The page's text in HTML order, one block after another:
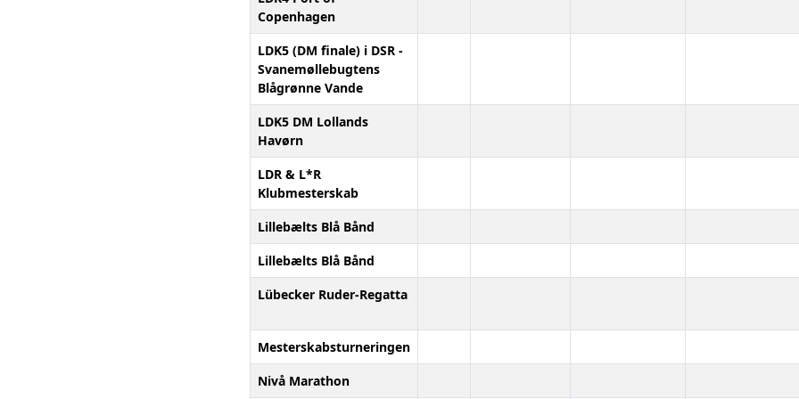
Copenhagen
LDK5 (DM finale) i DSR -
Svanemøllebugtens
Blågrønne Vande
LDK5 DM Lollands
Havørn
LDR & L*R
Klubmesterskab
Lillebælts Blå Bånd
Lillebælts Blå Bånd
Lübecker Ruder-Regatta
Mesterskabsturneringen
Nivå Marathon